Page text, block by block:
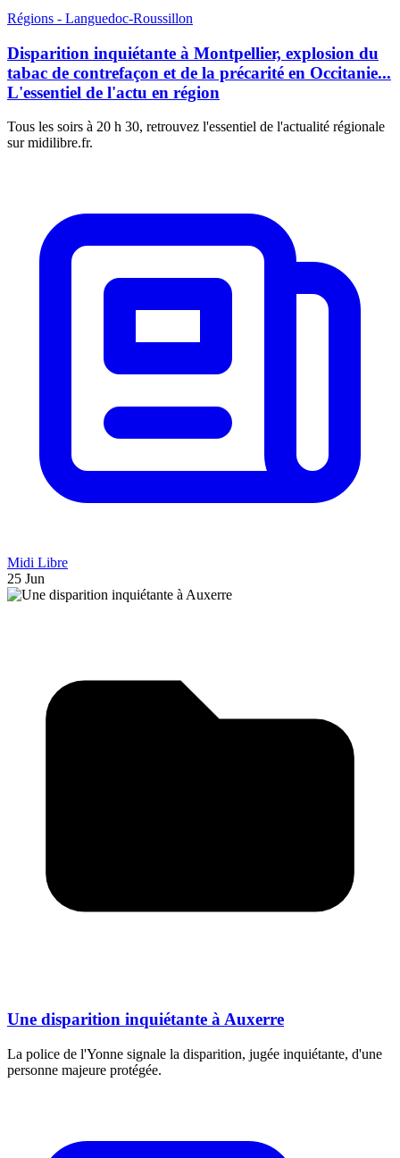
Régions - Languedoc-Roussillon
Disparition inquiétante à Montpellier, explosion du
tabac de contrefaçon et de la précarité en Occitanie...
L'essentiel de l'actu en région
Tous les soirs à 20 h 30, retrouvez l'essentiel de l'actualité régionale
sur midilibre.fr.
Midi Libre
25 Jun
Une disparition inquiétante à Auxerre
La police de l'Yonne signale la disparition, jugée inquiétante, d'une
personne majeure protégée.